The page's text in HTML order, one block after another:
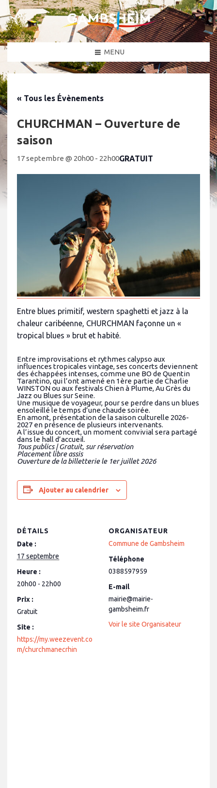
MENU
« Tous les Évènements
CHURCHMAN – Ouverture de
saison
17 septembre @ 20h00 - 22h00GRATUIT
Entre blues primitif, western spaghetti et jazz à la
chaleur caribéenne, CHURCHMAN façonne un «
tropical blues » brut et habité.
Entre improvisations et rythmes calypso aux
influences tropicales vintage, ses concerts deviennent
des échappées intenses, comme une BO de Quentin
Tarantino, qui l’ont amené en 1ère partie de Charlie
WINSTON ou aux festivals Chien à Plume, Au Grès du
Jazz ou Blues sur Seine.
Une musique de voyageur, pour se perdre dans un blues
ensoleillé le temps d’une chaude soirée.
En amont, présentation de la saison culturelle 2026-
2027 en présence de plusieurs intervenants.
A l’issue du concert, un moment convivial sera partagé
dans le hall d’accueil.
Tous publics | Gratuit, sur réservation
Placement libre assis
Ouverture de la billetterie le 1er juillet 2026
Ajouter au calendrier
DÉTAILS
Date :
17 septembre
Heure :
20h00 - 22h00
Prix :
Gratuit
Site :
https://my.weezevent.co
m/churchmanecrhin
ORGANISATEUR
Commune de Gambsheim
Téléphone
0388597959
E-mail
mairie@mairie-
gambsheim.fr
Voir le site Organisateur